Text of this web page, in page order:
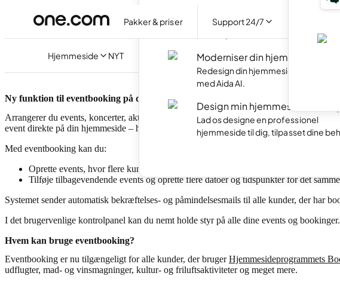
Pakker & priser Support 24/7
Hjemmeside NYT
Hjemmesideprogram
Lav din egen hjemmeside ved at
Moderniser din hjemmeside
Redesign din hjemmeside lynhurtigt
med Aida AI.
Design min hjemmeside for mig
Lad os designe en professionel
hjemmeside til dig, tilpasset dine
Ny funktion til eventbooking på din hjemmeside
Arrangerer du events, koncerter, aktiviteter eller gruppeundervisning? Så er denne
event direkte på din hjemmeside – hurtigt og nemt
Med eventbooking kan du:
Oprette events, hvor flere kunder kan booke samme dato og tidspunkt.
Tilføje tilbagevendende events og oprette flere datoer og tidspunkter for det
Systemet sender automatisk bekræftelses- og påmindelsesmails til alle kunder, der har
I det brugervenlige kontrolpanel kan du nemt holde styr på alle dine events og
Hvem kan bruge eventbooking?
Eventbooking er nu tilgængeligt for alle kunder, der brugerHjemmesideprogrammets
udflugter, mad- og vinsmagninger, kultur- og friluftsaktiviteter og meget mere.